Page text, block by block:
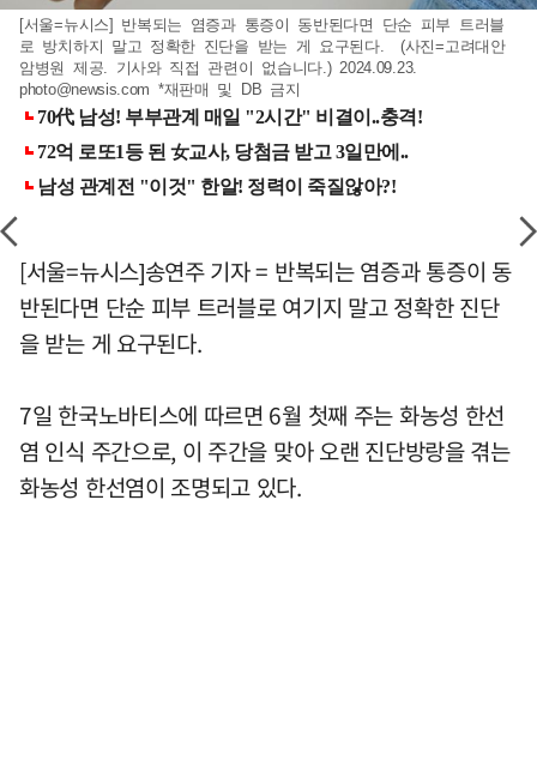
[서울=뉴시스] 반복되는 염증과 통증이 동반된다면 단순 피부 트러블
로 방치하지 말고 정확한 진단을 받는 게 요구된다. (사진=고려대안
암병원 제공. 기사와 직접 관련이 없습니다.) 2024.09.23.
photo@newsis.com *재판매 및 DB 금지
[서울=뉴시스]송연주 기자 = 반복되는 염증과 통증이 동
반된다면 단순 피부 트러블로 여기지 말고 정확한 진단
을 받는 게 요구된다.
7일 한국노바티스에 따르면 6월 첫째 주는 화농성 한선
염 인식 주간으로, 이 주간을 맞아 오랜 진단방랑을 겪는
화농성 한선염이 조명되고 있다.